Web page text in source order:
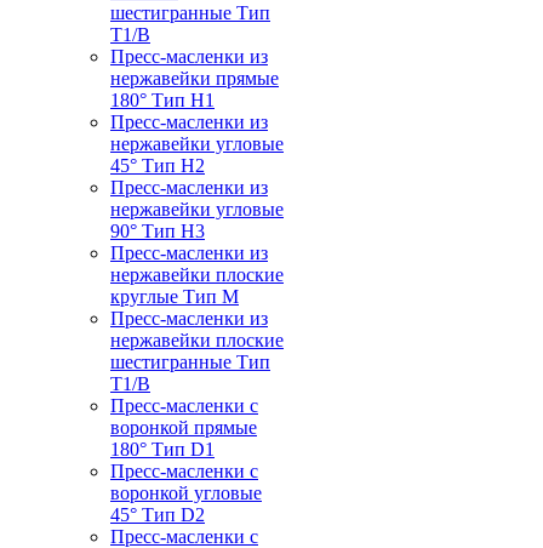
шестигранные Тип
T1/B
Пресс-масленки из
нержавейки прямые
180° Тип H1
Пресс-масленки из
нержавейки угловые
45° Тип H2
Пресс-масленки из
нержавейки угловые
90° Тип H3
Пресс-масленки из
нержавейки плоские
круглые Тип M
Пресс-масленки из
нержавейки плоские
шестигранные Тип
T1/B
Пресс-масленки с
воронкой прямые
180° Тип D1
Пресс-масленки с
воронкой угловые
45° Тип D2
Пресс-масленки с